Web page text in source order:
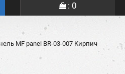
: 0
MF panel BR-03-007 Кирпич